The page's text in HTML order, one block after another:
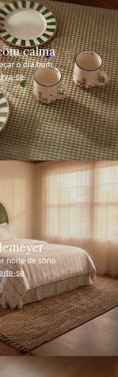
calma
o dia bem
se
noite de sono
se